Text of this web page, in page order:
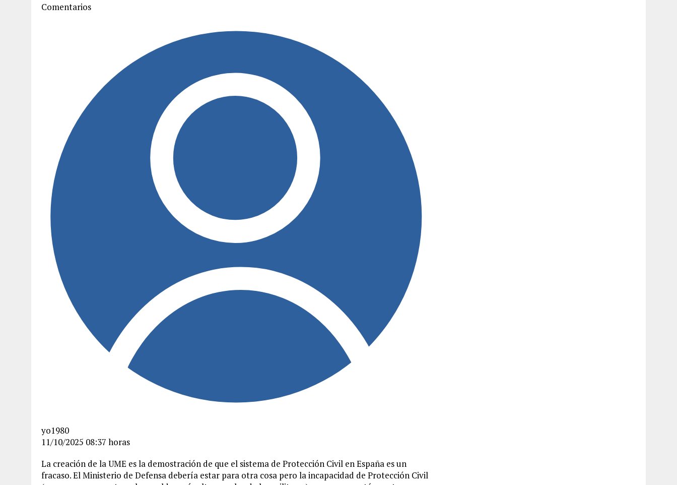
Comentarios
yo1980
11/10/2025 08:37 horas
La creación de la UME es la demostración de que el sistema de Protección Civil en España es un
fracaso. El Ministerio de Defensa debería estar para otra cosa pero la incapacidad de Protección Civil